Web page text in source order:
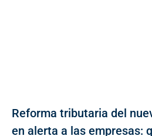
Reforma tributaria del
en alerta a las empresas: